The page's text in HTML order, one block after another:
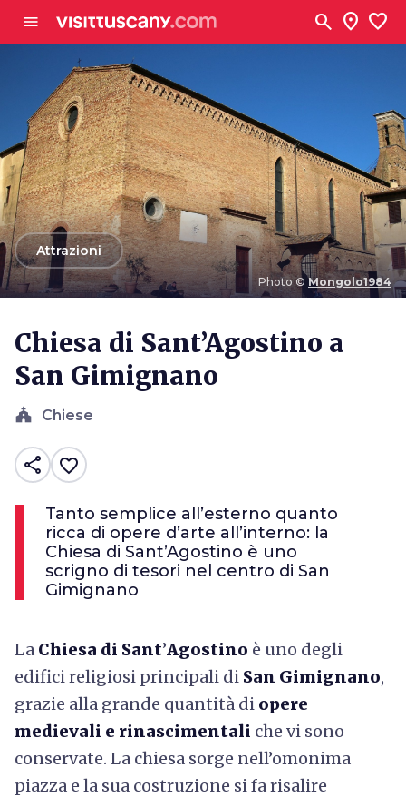
menu search location_on favorite
Photo © Mongolo1984
arrow_backAttrazioni
Chiesa di Sant’Agostino a
San Gimignano
church Chiese
share favorite_border
Tanto semplice all’esterno quanto
ricca di opere d’arte all’interno: la
Chiesa di Sant’Agostino è uno
scrigno di tesori nel centro di San
Gimignano
La Chiesa di Sant’Agostino è uno degli
edifici religiosi principali di San Gimignano,
grazie alla grande quantità di opere
medievali e rinascimentali che vi sono
conservate. La chiesa sorge nell’omonima
piazza e la sua costruzione si fa risalire